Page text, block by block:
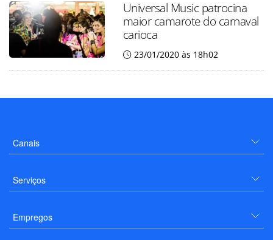
Universal Music patrocina
maior camarote do carnaval
carioca
23/01/2020 às 18h02
Canais
Serviços
Empregos